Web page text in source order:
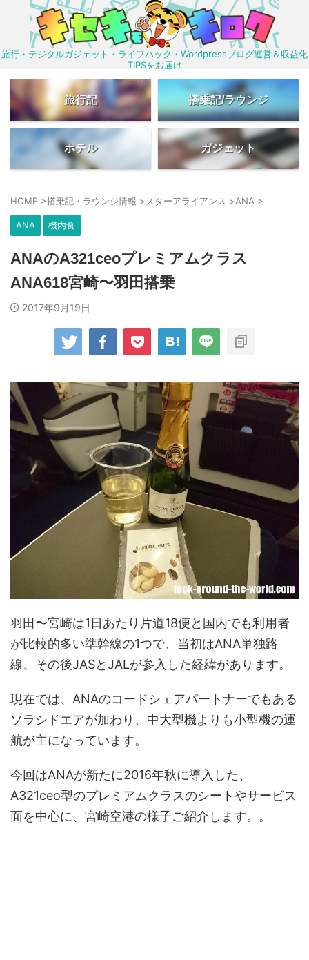
旅行・デジタルガジェット・ライフハック・Wordpressブログ運営＆収益化
TIPSをお届け
旅行記 搭乗記/ラウンジ
ホテル ガジェット
HOME >搭乗記・ラウンジ情報 >スターアライアンス >ANA >
ANA 機内食
ANAのA321ceoプレミアムクラス
ANA618宮崎〜羽田搭乗
2017年9月19日
羽田〜宮崎は1日あたり片道18便と国内でも利用者
が比較的多い準幹線の1つで、当初はANA単独路
線、その後JASとJALが参入した経緯があります。
現在では、ANAのコードシェアパートナーでもある
ソラシドエアが加わり、中大型機よりも小型機の運
航が主になっています。
今回はANAが新たに2016年秋に導入した、
A321ceo型のプレミアムクラスのシートやサービス
面を中心に、宮崎空港の様子ご紹介します。。